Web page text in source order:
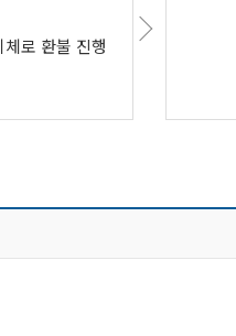
체로 환불 진행